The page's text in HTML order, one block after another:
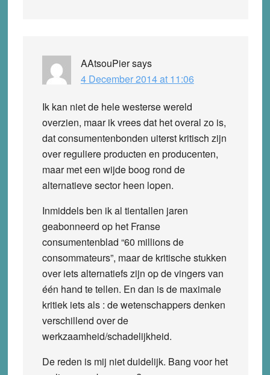
AAtsouPiersays
4 December 2014 at 11:06
Ik kan niet de hele westerse wereld
overzien, maar ik vrees dat het overal zo is,
dat consumentenbonden uiterst kritisch zijn
over reguliere producten en producenten,
maar met een wijde boog rond de
alternatieve sector heen lopen.
Inmiddels ben ik al tientallen jaren
geabonneerd op het Franse
consumentenblad “60 millions de
consommateurs”, maar de kritische stukken
over iets alternatiefs zijn op de vingers van
één hand te tellen. En dan is de maximale
kritiek iets als : de wetenschappers denken
verschillend over de
werkzaamheid/schadelijkheid.
De reden is mij niet duidelijk. Bang voor het